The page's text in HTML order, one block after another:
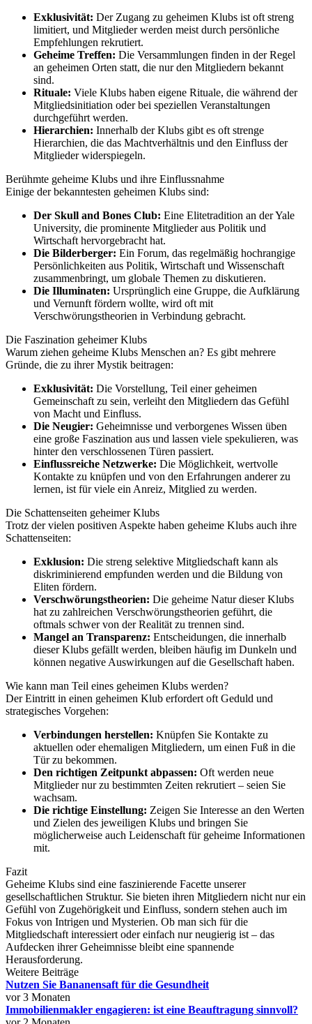
Exklusivität: Der Zugang zu geheimen Klubs ist oft streng
limitiert, und Mitglieder werden meist durch persönliche
Empfehlungen rekrutiert.
Geheime Treffen: Die Versammlungen finden in der Regel
an geheimen Orten statt, die nur den Mitgliedern bekannt
sind.
Rituale: Viele Klubs haben eigene Rituale, die während der
Mitgliedsinitiation oder bei speziellen Veranstaltungen
durchgeführt werden.
Hierarchien: Innerhalb der Klubs gibt es oft strenge
Hierarchien, die das Machtverhältnis und den Einfluss der
Mitglieder widerspiegeln.
Berühmte geheime Klubs und ihre Einflussnahme
Einige der bekanntesten geheimen Klubs sind:
Der Skull and Bones Club: Eine Elitetradition an der Yale
University, die prominente Mitglieder aus Politik und
Wirtschaft hervorgebracht hat.
Die Bilderberger: Ein Forum, das regelmäßig hochrangige
Persönlichkeiten aus Politik, Wirtschaft und Wissenschaft
zusammenbringt, um globale Themen zu diskutieren.
Die Illuminaten: Ursprünglich eine Gruppe, die Aufklärung
und Vernunft fördern wollte, wird oft mit
Verschwörungstheorien in Verbindung gebracht.
Die Faszination geheimer Klubs
Warum ziehen geheime Klubs Menschen an? Es gibt mehrere
Gründe, die zu ihrer Mystik beitragen:
Exklusivität: Die Vorstellung, Teil einer geheimen
Gemeinschaft zu sein, verleiht den Mitgliedern das Gefühl
von Macht und Einfluss.
Die Neugier: Geheimnisse und verborgenes Wissen üben
eine große Faszination aus und lassen viele spekulieren, was
hinter den verschlossenen Türen passiert.
Einflussreiche Netzwerke: Die Möglichkeit, wertvolle
Kontakte zu knüpfen und von den Erfahrungen anderer zu
lernen, ist für viele ein Anreiz, Mitglied zu werden.
Die Schattenseiten geheimer Klubs
Trotz der vielen positiven Aspekte haben geheime Klubs auch ihre
Schattenseiten:
Exklusion: Die streng selektive Mitgliedschaft kann als
diskriminierend empfunden werden und die Bildung von
Eliten fördern.
Verschwörungstheorien: Die geheime Natur dieser Klubs
hat zu zahlreichen Verschwörungstheorien geführt, die
oftmals schwer von der Realität zu trennen sind.
Mangel an Transparenz: Entscheidungen, die innerhalb
dieser Klubs gefällt werden, bleiben häufig im Dunkeln und
können negative Auswirkungen auf die Gesellschaft haben.
Wie kann man Teil eines geheimen Klubs werden?
Der Eintritt in einen geheimen Klub erfordert oft Geduld und
strategisches Vorgehen:
Verbindungen herstellen: Knüpfen Sie Kontakte zu
aktuellen oder ehemaligen Mitgliedern, um einen Fuß in die
Tür zu bekommen.
Den richtigen Zeitpunkt abpassen: Oft werden neue
Mitglieder nur zu bestimmten Zeiten rekrutiert – seien Sie
wachsam.
Die richtige Einstellung: Zeigen Sie Interesse an den Werten
und Zielen des jeweiligen Klubs und bringen Sie
möglicherweise auch Leidenschaft für geheime Informationen
mit.
Fazit
Geheime Klubs sind eine faszinierende Facette unserer
gesellschaftlichen Struktur. Sie bieten ihren Mitgliedern nicht nur ein
Gefühl von Zugehörigkeit und Einfluss, sondern stehen auch im
Fokus von Intrigen und Mysterien. Ob man sich für die
Mitgliedschaft interessiert oder einfach nur neugierig ist – das
Aufdecken ihrer Geheimnisse bleibt eine spannende
Herausforderung.
Weitere Beiträge
Nutzen Sie Bananensaft für die Gesundheit
vor 3 Monaten
Immobilienmakler engagieren: ist eine Beauftragung sinnvoll?